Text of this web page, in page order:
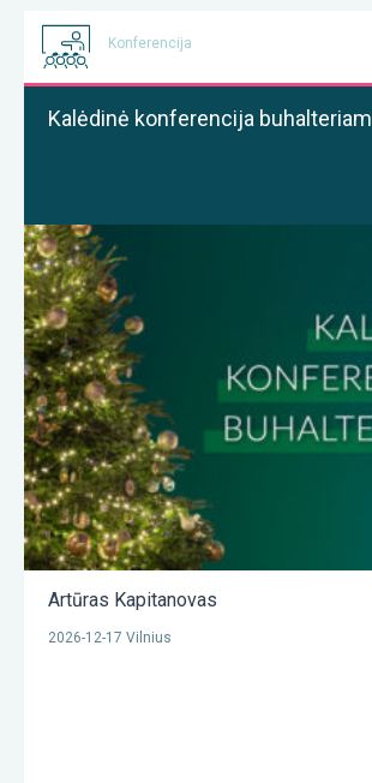
Konferencija
Kalėdinė konferencija
Artūras Kapitanovas
2026-12-17 Vilnius